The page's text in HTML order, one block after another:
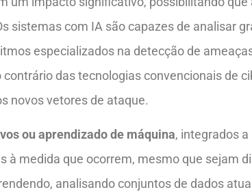
com IA são capazes de analisar
especializados na detecção de
das tecnologias convencionais de
novos vetores de ataque.
ou aprendizado de máquina, integrados
medida que ocorrem, mesmo que sejam
analisando conjuntos de dados